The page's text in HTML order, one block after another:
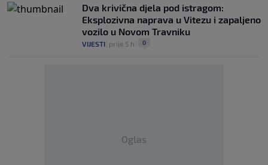
Dva krivična djela pod istragom:
Eksplozivna naprava u Vitezu i zapaljeno
vozilo u Novom Travniku
VIJESTI prije 5 h 0
Oglas